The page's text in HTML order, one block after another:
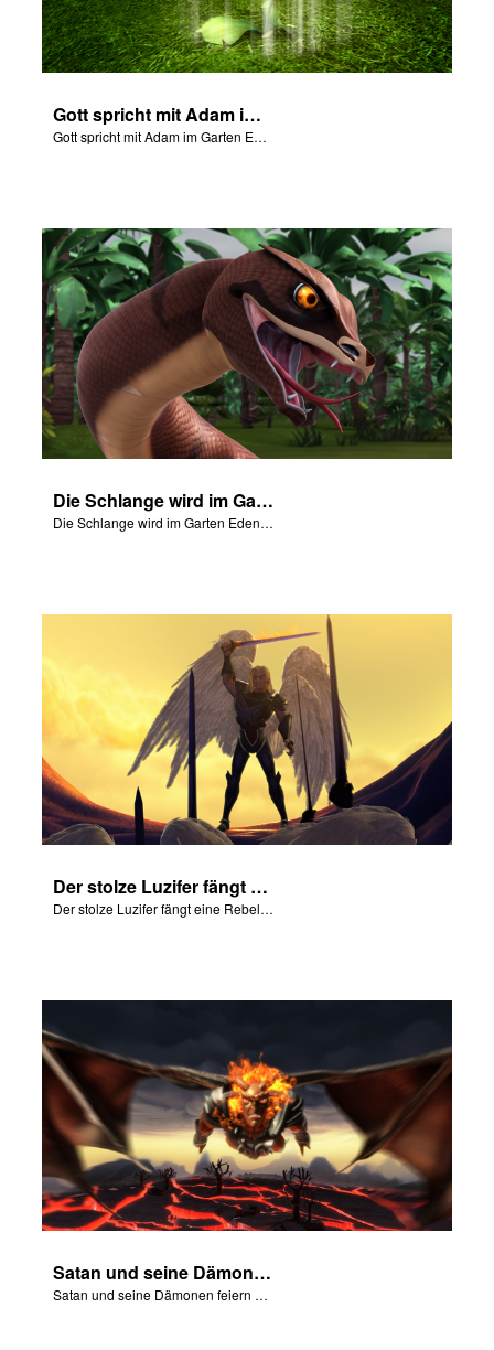
Gott spricht mit Adam im Garten Eden
Gott spricht mit Adam im Garten Eden
Die Schlange wird im Garten Eden verflucht.
Die Schlange wird im Garten Eden verflucht.
Der stolze Luzifer fängt eine Rebellion im Himmel an.
Der stolze Luzifer fängt eine Rebellion im Himmel an.
Satan und seine Dämonen feiern den Fall von Adam und Eva in Eden.
Satan und seine Dämonen feiern den Fall von Adam und Eva in Eden.